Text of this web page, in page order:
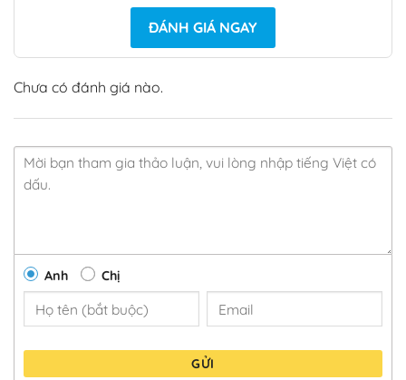
ĐÁNH GIÁ NGAY
Chưa có đánh giá nào.
Anh Chị
GỬI